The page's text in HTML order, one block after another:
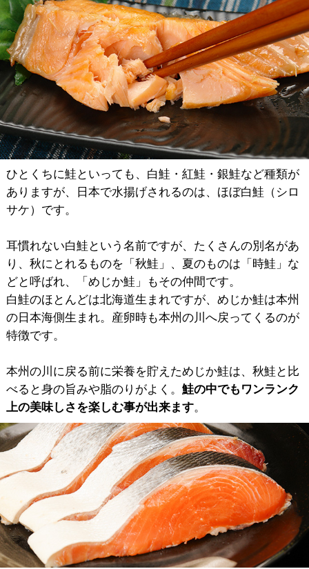
ひとくちに鮭といっても、白鮭・紅鮭・銀鮭など種類が
ありますが、日本で水揚げされるのは、ほぼ白鮭（シロ
サケ）です。
耳慣れない白鮭という名前ですが、たくさんの別名があ
り、秋にとれるものを「秋鮭」、夏のものは「時鮭」な
どと呼ばれ、「めじか鮭」もその仲間です。
白鮭のほとんどは北海道生まれですが、めじか鮭は本州
の日本海側生まれ。産卵時も本州の川へ戻ってくるのが
特徴です。
本州の川に戻る前に栄養を貯えためじか鮭は、秋鮭と比
べると身の旨みや脂のりがよく。 鮭の中でもワンランク
上の美味しさを楽しむ事が出来ます。